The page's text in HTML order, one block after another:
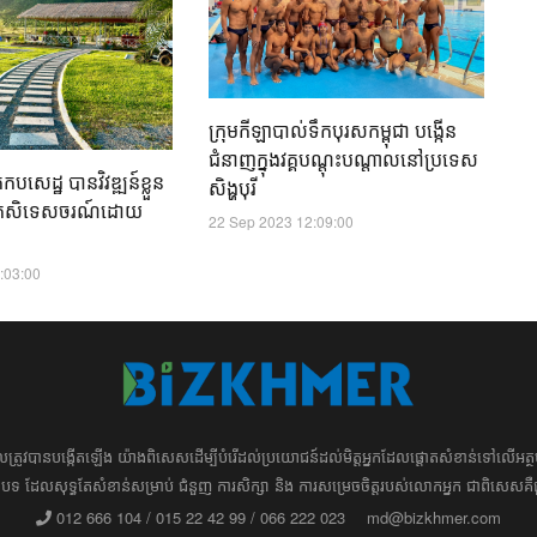
សេដ្ឋ​ បានវិវឌ្ឍន៍ខ្លួន
សិទេសចរណ៍ដោយ
ក្រុមកីឡាបាល់ទឹកបុរសកម្ពុជា បង្កើន
ជំនាញក្នុងវគ្គបណ្តុះបណ្តាលនៅប្រទេស
សិង្ហបុរី
22 Sep 2023 12:09:00
ល​​​ត្រូវ​បាន​បង្កើតឡើង យ៉ាង​ពិសេស​​ដើម្បី​បំរើ​ដល់​ប្រយោជន៍​​​ដល់​មិត្ត​អ្នក​ដែល​ផ្ដោត​សំខាន់​ទៅ​ល
ត្ថបទ​​ ដែល​សុទ្ធតែ​សំខាន់​សម្រាប់​ ជំនួញ​ ការសិក្សា​ ​និង ការ​សម្រេច​ចិត្ត​របស់​​លោក​អ្នក​ ជាពិសេ
012 666 104 / 015 22 42 99 / 066 222 023
md@bizkhmer.com